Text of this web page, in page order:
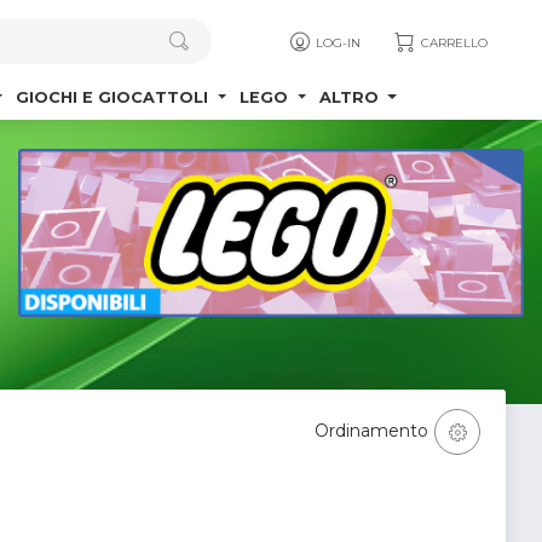
LOG-IN CARRELLO
GIOCHI E GIOCATTOLI LEGO ALTRO
Ordinamento